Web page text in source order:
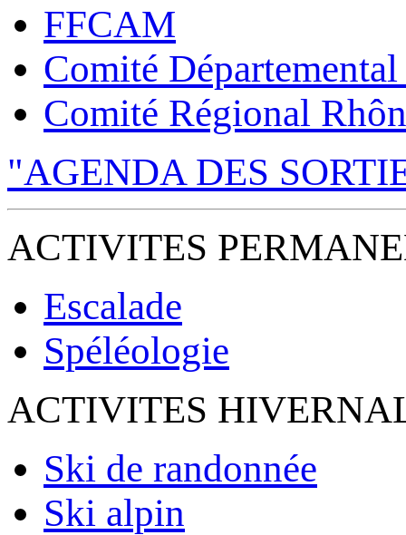
FFCAM
Comité
Comité Régional
"AGENDA DES
ACTIVITES
Escalade
Spéléologie
ACTIVITES
Ski de randonnée
Ski alpin